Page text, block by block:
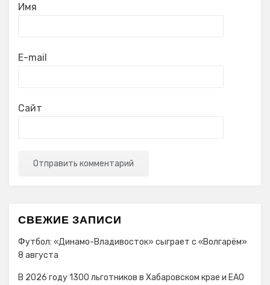
Имя
E-mail
Сайт
СВЕЖИЕ ЗАПИСИ
Футбол: «Динамо-Владивосток» сыграет с «Волгарём»
8 августа
В 2026 году 1300 льготников в Хабаровском крае и ЕАО